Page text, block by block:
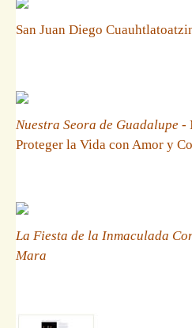
San Juan Diego
Nuestra Seora de Guadalupe -
Proteger la Vida con Amor y
La Fiesta de la Inmaculada
Mara